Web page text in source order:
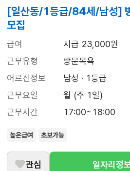
[일산동/1등급/84세/남성]
모집
급여
시급 23,000원
근무유형
방문목욕
어르신정보
남성 · 1등급
근무요일
월 (주 1일)
근무시간
17:00~18:00
높은급여 초보가능
관심 일자리정